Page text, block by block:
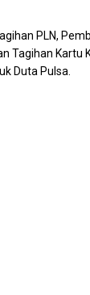
PLN,
Tagihan Kartu
Duta Pulsa.